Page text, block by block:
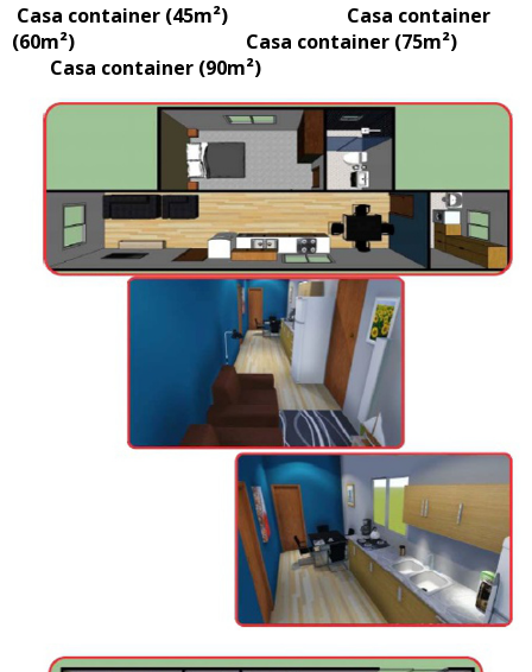
Casa container (45m²) Casa container
(60m²) Casa container (75m²)
Casa container (90m²)